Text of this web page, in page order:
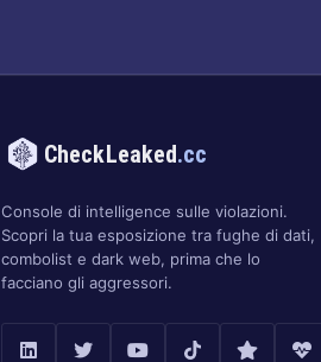
CheckLeaked.cc
Console di intelligence sulle violazioni.
Scopri la tua esposizione tra fughe di dati,
combolist e dark web, prima che lo
facciano gli aggressori.